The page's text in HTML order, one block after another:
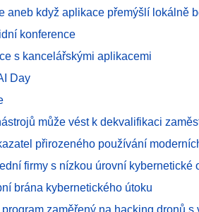
aneb když aplikace přemýšlí lokálně
konference
s kancelářskými aplikacemi
Day
může vést k dekvalifikaci
přirozeného používání
firmy s nízkou úrovní kybernetické
brána kybernetického útoku
zaměřený na hacking dronů s